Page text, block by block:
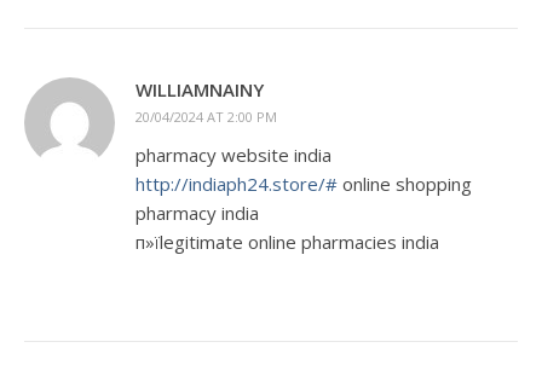
WILLIAMNAINY
20/04/2024 AT 2:00 PM
pharmacy website india
http://indiaph24.store/# online shopping
pharmacy india
п»їlegitimate online pharmacies india